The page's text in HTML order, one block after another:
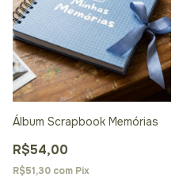
Álbum Scrapbook Memórias
R$54,00
R$51,30 com Pix